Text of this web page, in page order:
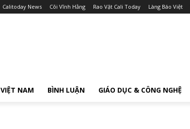
Calitoday News Cõi Vĩnh Hằng Rao Vặt Cali Today Làng Báo Việt
VIỆT NAM BÌNH LUẬN GIÁO DỤC & CÔNG NGHỆ